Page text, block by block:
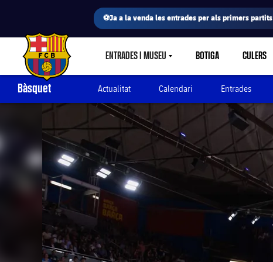
⚽Ja a la venda les entrades per als primers partits
FC Barcelona club badge ENTRADES I MUSEULABEL.SHARE.CARETDOWN
BOTIGA CULERS
Bàsquet Actualitat Calendari Entrades